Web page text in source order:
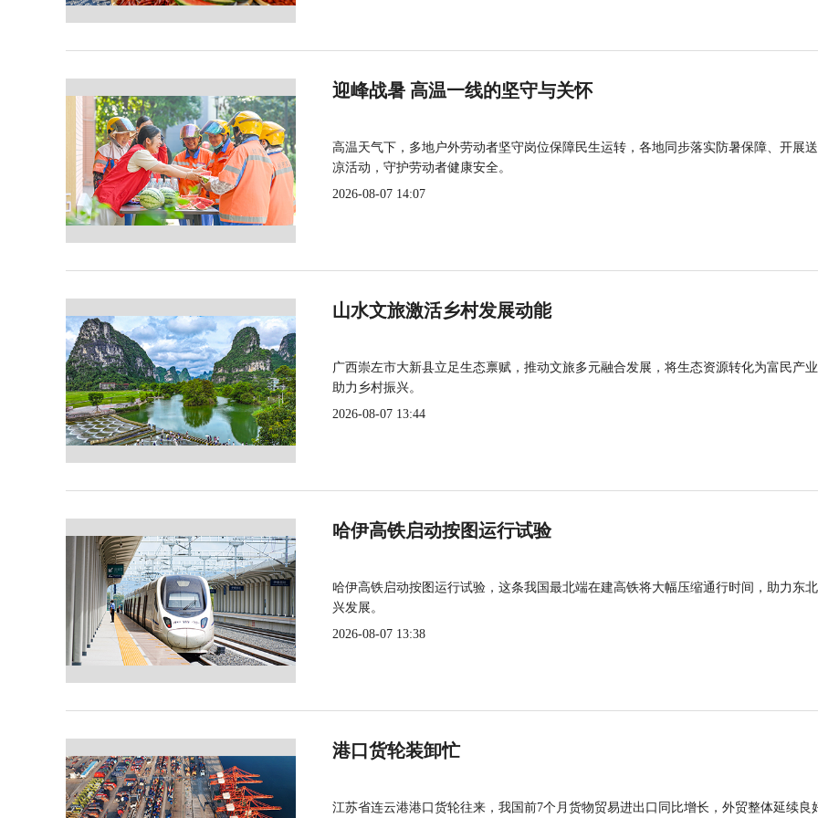
迎峰战暑 高温一线的坚守与关怀
高温天气下，多地户外劳动者坚守岗位保障民生运转，各地同步落实防暑保障、开展
凉活动，守护劳动者健康安全。
2026-08-07 14:07
山水文旅激活乡村发展动能
广西崇左市大新县立足生态禀赋，推动文旅多元融合发展，将生态资源转化为富民产
助力乡村振兴。
2026-08-07 13:44
哈伊高铁启动按图运行试验
哈伊高铁启动按图运行试验，这条我国最北端在建高铁将大幅压缩通行时间，助力东
兴发展。
2026-08-07 13:38
港口货轮装卸忙
江苏省连云港港口货轮往来，我国前7个月货物贸易进出口同比增长，外贸整体延续良